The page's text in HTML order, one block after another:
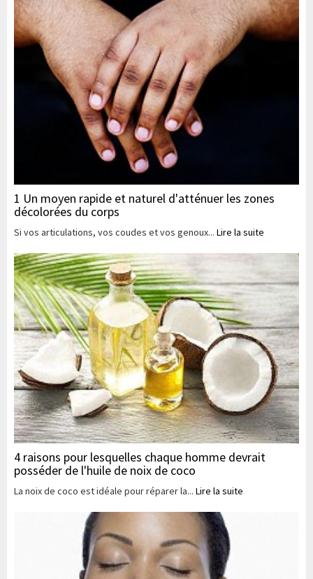
1 Un moyen rapide et naturel d'atténuer les zones
décolorées du corps
Si vos articulations, vos coudes et vos genoux... Lire la suite
4 raisons pour lesquelles chaque homme devrait
posséder de l'huile de noix de coco
La noix de coco est idéale pour réparer la... Lire la suite